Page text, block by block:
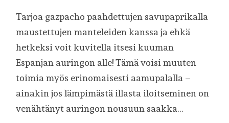
Tarjoa gazpacho paahdettujen savupaprikalla
maustettujen manteleiden kanssa ja ehkä
hetkeksi voit kuvitella itsesi kuuman
Espanjan auringon alle! Tämä voisi muuten
toimia myös erinomaisesti aamupalalla –
ainakin jos lämpimästä illasta iloitseminen on
venähtänyt auringon nousuun saakka…